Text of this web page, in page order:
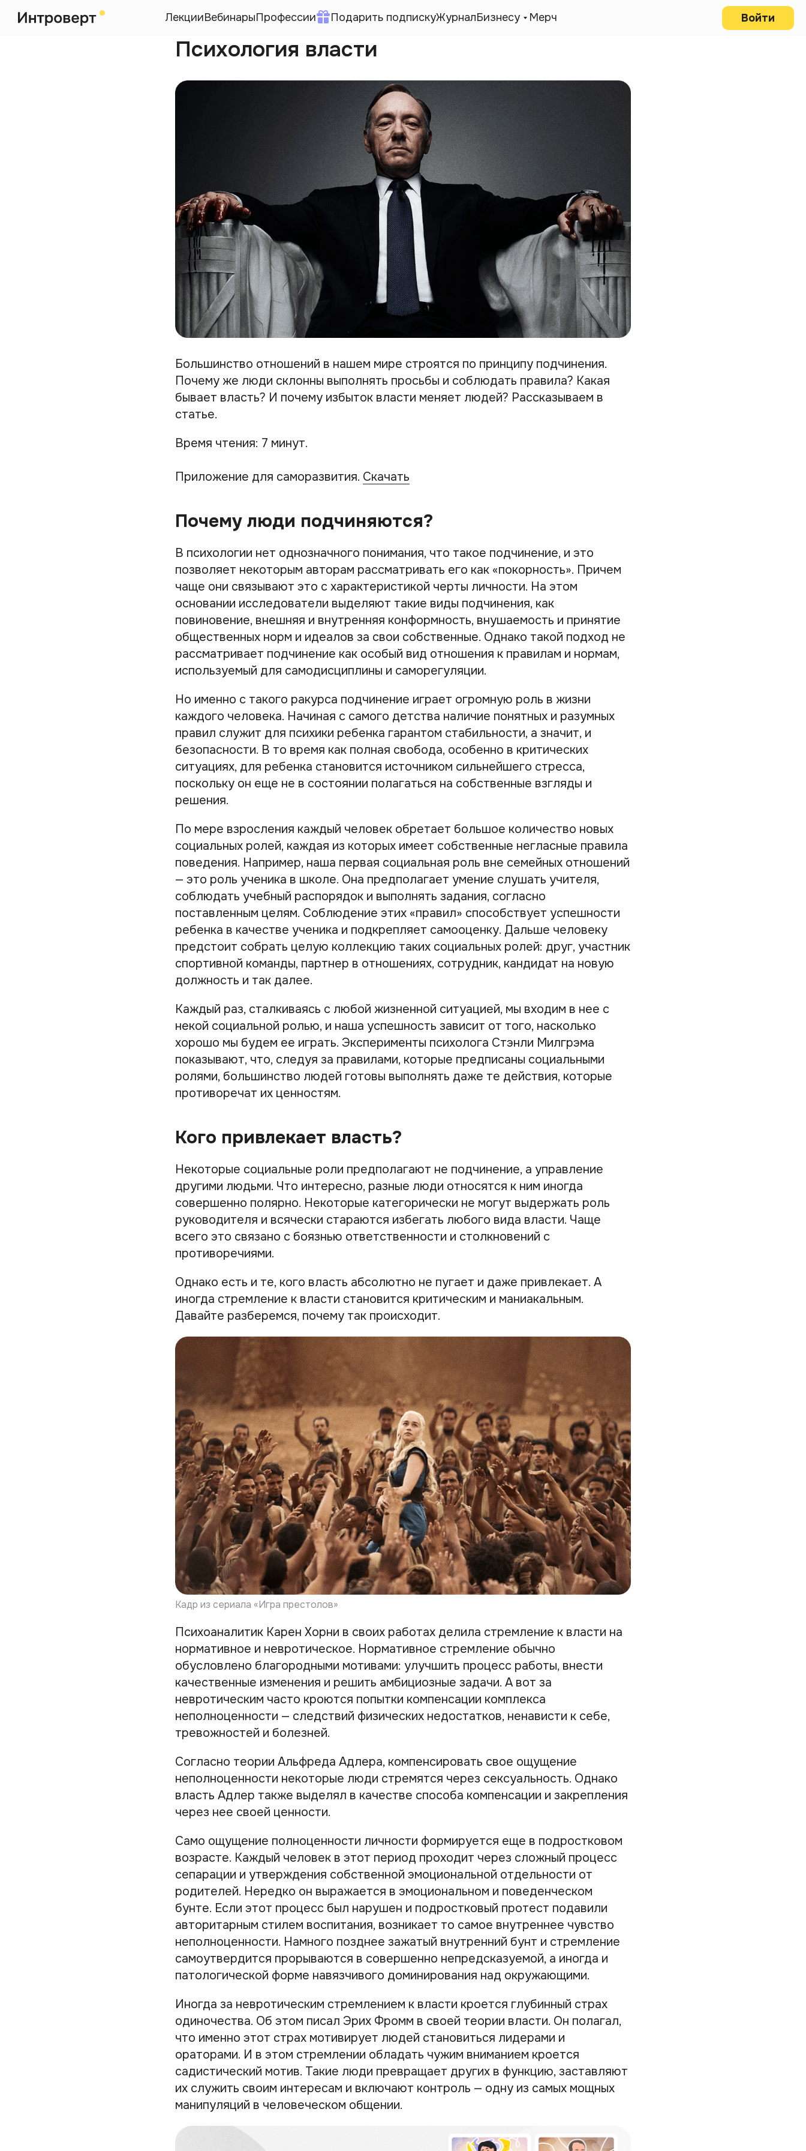
ЛекцииВебинарыПрофессии Подарить подпискуЖурналБизнесу Мерч Войти
Психология власти
Большинство отношений в нашем мире строятся по принципу подчинения.
Почему же люди склонны выполнять просьбы и соблюдать правила? Какая
бывает власть? И почему избыток власти меняет людей? Рассказываем в
статье.
Время чтения: 7 минут.
Приложение для саморазвития. Скачать
Почему люди подчиняются?
В психологии нет однозначного понимания, что такое подчинение, и это
позволяет некоторым авторам рассматривать его как «покорность». Причем
чаще они связывают это с характеристикой черты личности. На этом
основании исследователи выделяют такие виды подчинения, как
повиновение, внешняя и внутренняя конформность, внушаемость и принятие
общественных норм и идеалов за свои собственные. Однако такой подход не
рассматривает подчинение как особый вид отношения к правилам и нормам,
используемый для самодисциплины и саморегуляции.
Но именно с такого ракурса подчинение играет огромную роль в жизни
каждого человека. Начиная с самого детства наличие понятных и разумных
правил служит для психики ребенка гарантом стабильности, а значит, и
безопасности. В то время как полная свобода, особенно в критических
ситуациях, для ребенка становится источником сильнейшего стресса,
поскольку он еще не в состоянии полагаться на собственные взгляды и
решения.
По мере взросления каждый человек обретает большое количество новых
социальных ролей, каждая из которых имеет собственные негласные правила
поведения. Например, наша первая социальная роль вне семейных отношений
— это роль ученика в школе. Она предполагает умение слушать учителя,
соблюдать учебный распорядок и выполнять задания, согласно
поставленным целям. Соблюдение этих «правил» способствует успешности
ребенка в качестве ученика и подкрепляет самооценку. Дальше человеку
предстоит собрать целую коллекцию таких социальных ролей: друг, участник
спортивной команды, партнер в отношениях, сотрудник, кандидат на новую
должность и так далее.
Каждый раз, сталкиваясь с любой жизненной ситуацией, мы входим в нее с
некой социальной ролью, и наша успешность зависит от того, насколько
хорошо мы будем ее играть. Эксперименты психолога Стэнли Милгрэма
показывают, что, следуя за правилами, которые предписаны социальными
ролями, большинство людей готовы выполнять даже те действия, которые
противоречат их ценностям.
Кого привлекает власть?
Некоторые социальные роли предполагают не подчинение, а управление
другими людьми. Что интересно, разные люди относятся к ним иногда
совершенно полярно. Некоторые категорически не могут выдержать роль
руководителя и всячески стараются избегать любого вида власти. Чаще
всего это связано с боязнью ответственности и столкновений с
противоречиями.
Однако есть и те, кого власть абсолютно не пугает и даже привлекает. А
иногда стремление к власти становится критическим и маниакальным.
Давайте разберемся, почему так происходит.
Кадр из сериала «Игра престолов»
Психоаналитик Карен Хорни в своих работах делила стремление к власти на
нормативное и невротическое. Нормативное стремление обычно
обусловлено благородными мотивами: улучшить процесс работы, внести
качественные изменения и решить амбициозные задачи. А вот за
невротическим часто кроются попытки компенсации комплекса
неполноценности — следствий физических недостатков, ненависти к себе,
тревожностей и болезней.
Согласно теории Альфреда Адлера, компенсировать свое ощущение
неполноценности некоторые люди стремятся через сексуальность. Однако
власть Адлер также выделял в качестве способа компенсации и закрепления
через нее своей ценности.
Само ощущение полноценности личности формируется еще в подростковом
возрасте. Каждый человек в этот период проходит через сложный процесс
сепарации и утверждения собственной эмоциональной отдельности от
родителей. Нередко он выражается в эмоциональном и поведенческом
бунте. Если этот процесс был нарушен и подростковый протест подавили
авторитарным стилем воспитания, возникает то самое внутреннее чувство
неполноценности. Намного позднее зажатый внутренний бунт и стремление
самоутвердится прорываются в совершенно непредсказуемой, а иногда и
патологической форме навязчивого доминирования над окружающими.
Иногда за невротическим стремлением к власти кроется глубинный страх
одиночества. Об этом писал Эрих Фромм в своей теории власти. Он полагал,
что именно этот страх мотивирует людей становиться лидерами и
ораторами. И в этом стремлении обладать чужим вниманием кроется
садистический мотив. Такие люди превращает других в функцию, заставляют
их служить своим интересам и включают контроль — одну из самых мощных
манипуляций в человеческом общении.